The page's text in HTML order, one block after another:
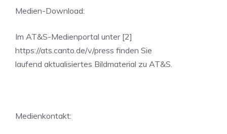
Medien-Download:
Im AT&S-Medienportal unter [2]
https://ats.canto.de/v/press finden Sie
laufend aktualisiertes Bildmaterial zu AT&S.
Medienkontakt: